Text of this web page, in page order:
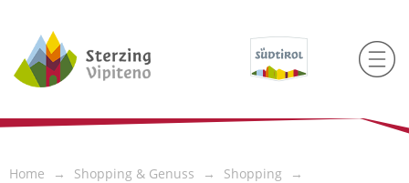
Home Shopping & Genuss
Shopping